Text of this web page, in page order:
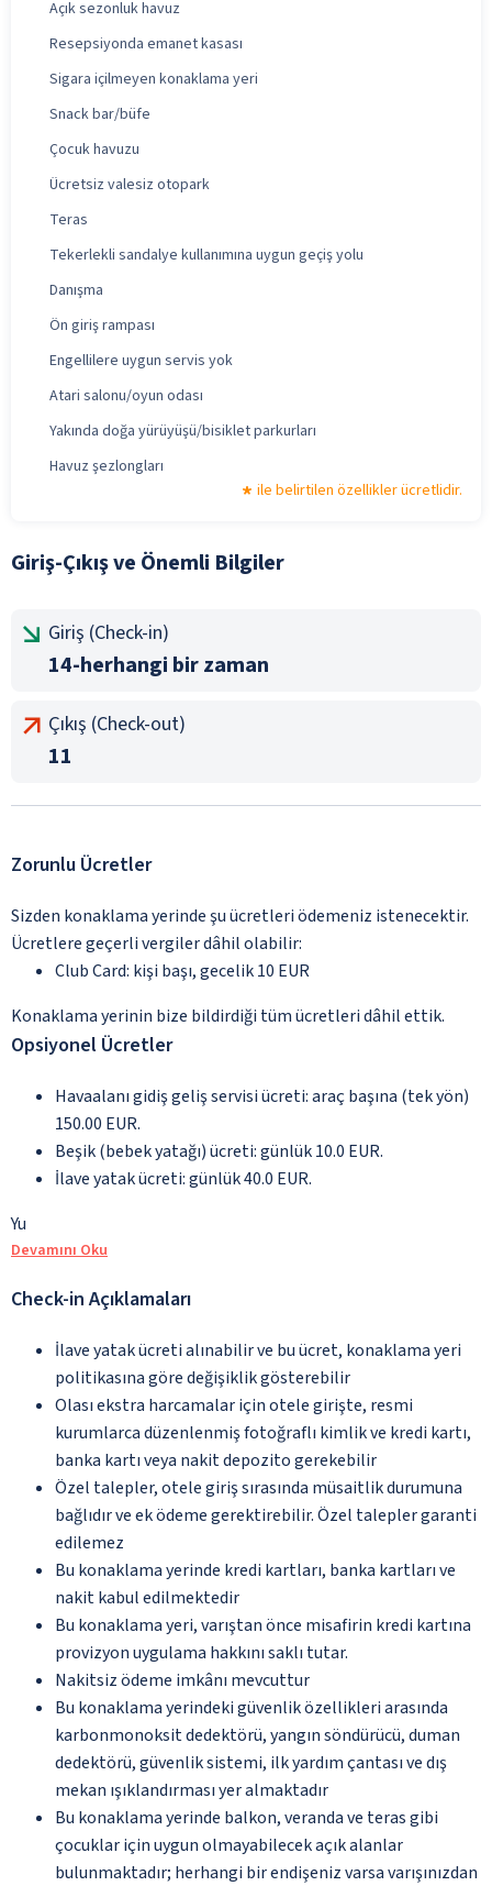
Açık sezonluk havuz
Resepsiyonda emanet kasası
Sigara içilmeyen konaklama yeri
Snack bar/büfe
Çocuk havuzu
Ücretsiz valesiz otopark
Teras
Tekerlekli sandalye kullanımına uygun geçiş yolu
Danışma
Ön giriş rampası
Engellilere uygun servis yok
Atari salonu/oyun odası
Yakında doğa yürüyüşü/bisiklet parkurları
Havuz şezlongları
ile belirtilen özellikler ücretlidir.
Giriş-Çıkış ve Önemli Bilgiler
Giriş (Check-in)
14-herhangi bir zaman
Çıkış (Check-out)
11
Zorunlu Ücretler
Sizden konaklama yerinde şu ücretleri ödemeniz istenecektir.
Ücretlere geçerli vergiler dâhil olabilir:
Club Card: kişi başı, gecelik 10 EUR
Konaklama yerinin bize bildirdiği tüm ücretleri dâhil ettik.
Opsiyonel Ücretler
Havaalanı gidiş geliş servisi ücreti: araç başına (tek yön)
150.00 EUR.
Beşik (bebek yatağı) ücreti: günlük 10.0 EUR.
İlave yatak ücreti: günlük 40.0 EUR.
Yu
Devamını Oku
Check-in Açıklamaları
İlave yatak ücreti alınabilir ve bu ücret, konaklama yeri
politikasına göre değişiklik gösterebilir
Olası ekstra harcamalar için otele girişte, resmi
kurumlarca düzenlenmiş fotoğraflı kimlik ve kredi kartı,
banka kartı veya nakit depozito gerekebilir
Özel talepler, otele giriş sırasında müsaitlik durumuna
bağlıdır ve ek ödeme gerektirebilir. Özel talepler garanti
edilemez
Bu konaklama yerinde kredi kartları, banka kartları ve
nakit kabul edilmektedir
Bu konaklama yeri, varıştan önce misafirin kredi kartına
provizyon uygulama hakkını saklı tutar.
Nakitsiz ödeme imkânı mevcuttur
Bu konaklama yerindeki güvenlik özellikleri arasında
karbonmonoksit dedektörü, yangın söndürücü, duman
dedektörü, güvenlik sistemi, ilk yardım çantası ve dış
mekan ışıklandırması yer almaktadır
Bu konaklama yerinde balkon, veranda ve teras gibi
çocuklar için uygun olmayabilecek açık alanlar
bulunmaktadır; herhangi bir endişeniz varsa varışınızdan